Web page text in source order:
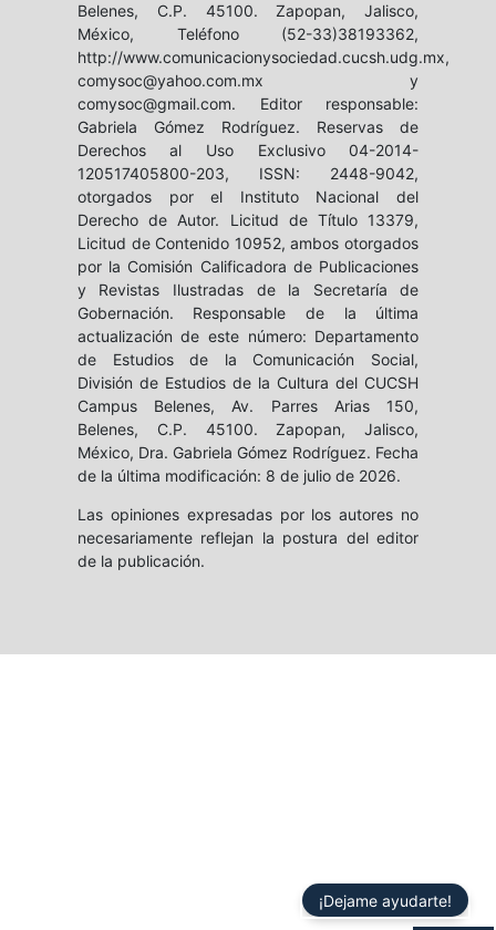
Belenes, C.P. 45100. Zapopan, Jalisco,
México, Teléfono (52-33)38193362,
http://www.comunicacionysociedad.cucsh.udg.mx,
comysoc@yahoo.com.mx y
comysoc@gmail.com. Editor responsable:
Gabriela Gómez Rodríguez. Reservas de
Derechos al Uso Exclusivo 04-2014-
120517405800-203, ISSN: 2448-9042,
otorgados por el Instituto Nacional del
Derecho de Autor. Licitud de Título 13379,
Licitud de Contenido 10952, ambos otorgados
por la Comisión Calificadora de Publicaciones
y Revistas Ilustradas de la Secretaría de
Gobernación. Responsable de la última
actualización de este número: Departamento
de Estudios de la Comunicación Social,
División de Estudios de la Cultura del CUCSH
Campus Belenes, Av. Parres Arias 150,
Belenes, C.P. 45100. Zapopan, Jalisco,
México, Dra. Gabriela Gómez Rodríguez. Fecha
de la última modificación: 8 de julio de 2026.
Las opiniones expresadas por los autores no
necesariamente reflejan la postura del editor
de la publicación.
¡Dejame ayudarte!